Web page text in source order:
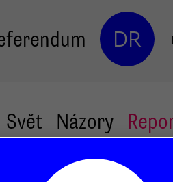
DR
Svět Názory